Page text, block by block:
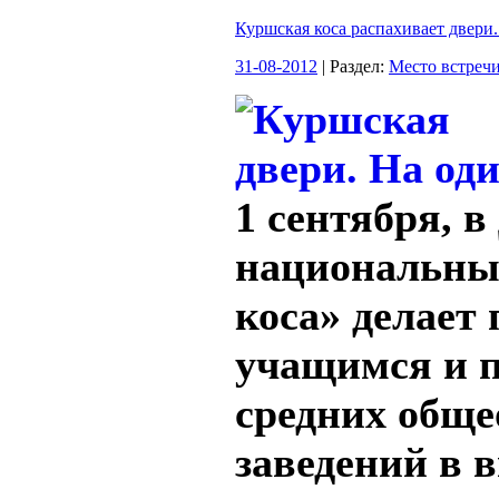
Куршская коса распахивает
31-08-2012 | Раздел: Место
1 сентября,
коса»
учащимся и
средних
заведений в